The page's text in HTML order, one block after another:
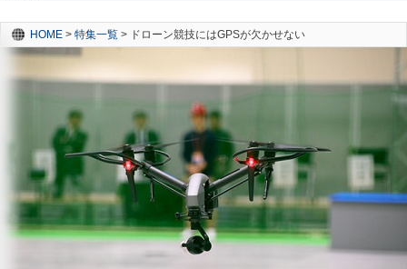
HOME > 特集一覧 > ドローン競技にはGPSが欠かせない